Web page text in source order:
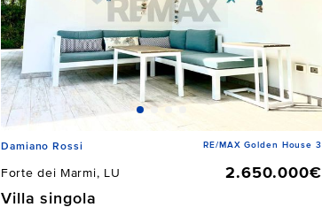
Damiano Rossi RE/MAX Golden House 3
Forte dei Marmi, LU
2.650.000€
Villa singola